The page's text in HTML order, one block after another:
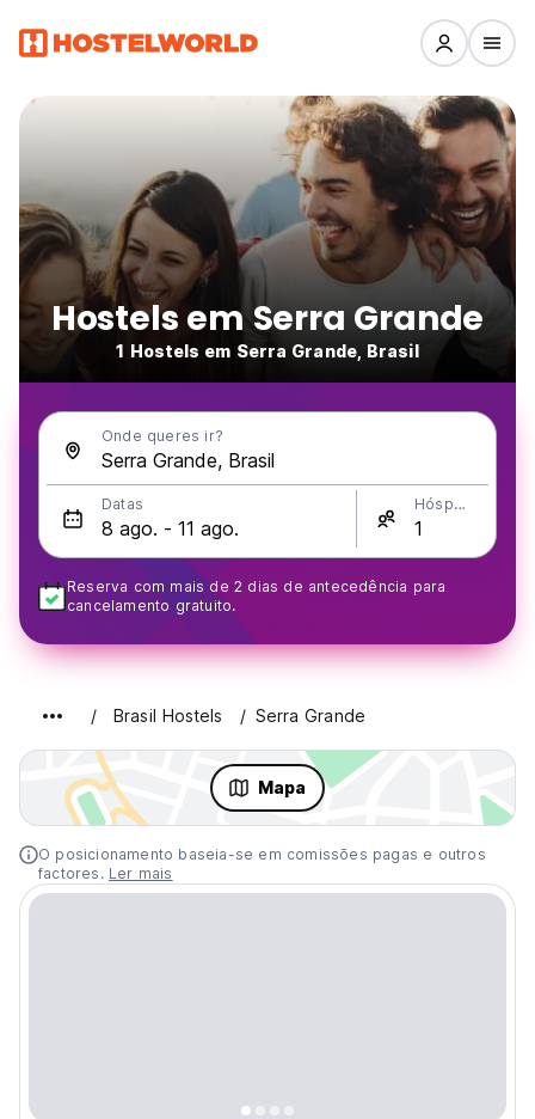
Hostels em Serra Grande
1 Hostels em Serra Grande, Brasil
Onde queres ir?
Datas Hóspedes
Reserva com mais de 2 dias de antecedência para
cancelamento gratuito.
Brasil Hostels Serra Grande
Mapa
O posicionamento baseia-se em comissões pagas e outros
factores. Ler mais